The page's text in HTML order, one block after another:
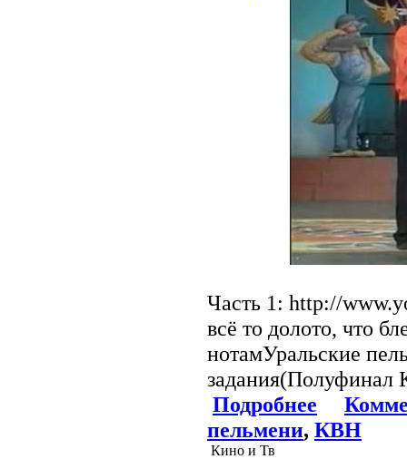
Часть 1: http://
всё то долото, что
нотамУральские
задания(Полуфинал
Подробнее
пельмени, КВН
Кино и Тв